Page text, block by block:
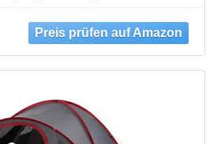
Kleine Packungsgröße,
Wandern